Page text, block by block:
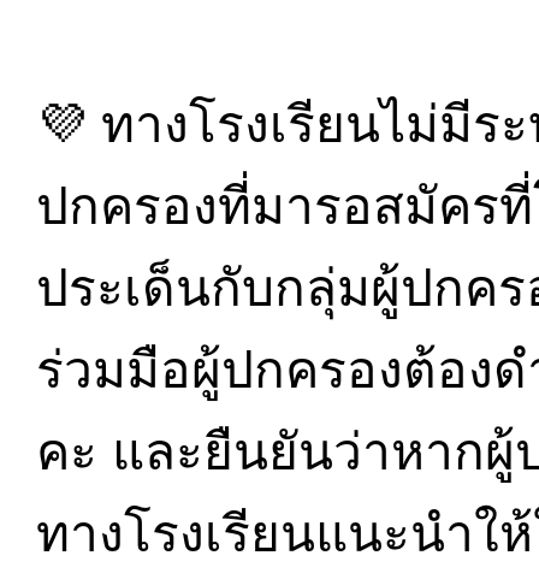
💜 ทางโรงเรียนไม่มี
ปกครองที่มารอสมัครที่
ประเด็นกับกลุ่มผู้ปกค
ร่วมมือผู้ปกครองต้อง
คะ และยืนยันว่าหากผู้
ทางโรงเรียนแนะนำ